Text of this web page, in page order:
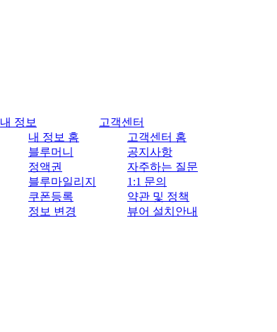
내 정보
내 정보 홈
블루머니
정액권
블루마일리지
쿠폰등록
정보 변경
고객센터
고객센터 홈
공지사항
자주하는 질문
1:1 문의
약관 및 정책
뷰어 설치안내